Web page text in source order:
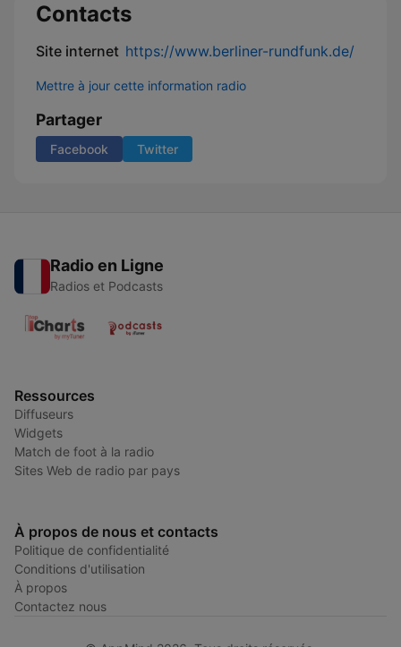
Contacts
Site internet https://www.berliner-rundfunk.de/
Mettre à jour cette information radio
Partager
Facebook Twitter
Radio en Ligne
Radios et Podcasts
Ressources
Diffuseurs
Widgets
Match de foot à la radio
Sites Web de radio par pays
À propos de nous et contacts
Politique de confidentialité
Conditions d'utilisation
À propos
Contactez nous